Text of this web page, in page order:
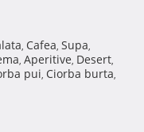
, Cafea, Supa,
, Aperitive, Desert,
pui, Ciorba burta,